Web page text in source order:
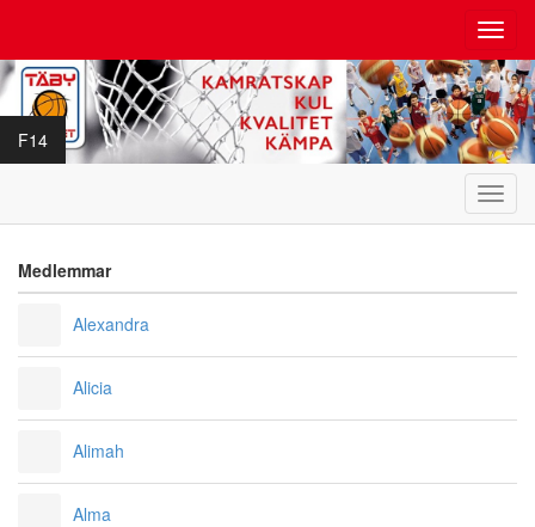
F14
Medlemmar
Alexandra
Alicia
Alimah
Alma